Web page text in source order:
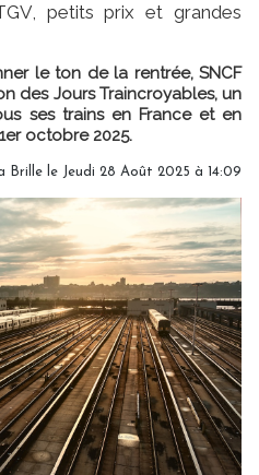
petits prix et grandes
le ton de la rentrée, SNCF
des Jours Traincroyables, un
ses trains en France et en
octobre 2025.
Brille le Jeudi 28 Août 2025 à 14:09